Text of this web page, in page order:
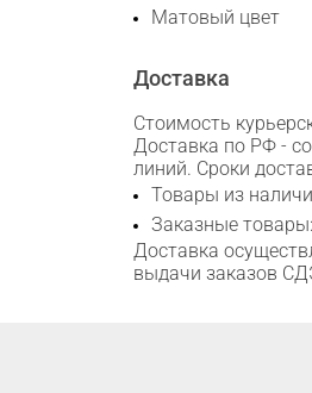
Матовый цвет
Доставка
Стоимость
Доставка по РФ -
линий. Сроки
Товары из
Заказные
Доставка
выдачи заказов